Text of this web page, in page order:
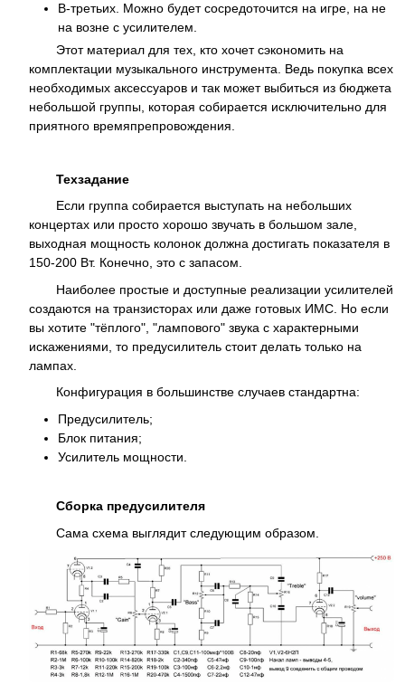
В-третьих. Можно будет сосредоточится на игре, на не
на возне с усилителем.
Этот материал для тех, кто хочет сэкономить на
комплектации музыкального инструмента. Ведь покупка всех
необходимых аксессуаров и так может выбиться из бюджета
небольшой группы, которая собирается исключительно для
приятного времяпрепровождения.
Техзадание
Если группа собирается выступать на небольших
концертах или просто хорошо звучать в большом зале,
выходная мощность колонок должна достигать показателя в
150-200 Вт. Конечно, это с запасом.
Наиболее простые и доступные реализации усилителей
создаются на транзисторах или даже готовых ИМС. Но если
вы хотите "тёплого", "лампового" звука с характерными
искажениями, то предусилитель стоит делать только на
лампах.
Конфигурация в большинстве случаев стандартна:
Предусилитель;
Блок питания;
Усилитель мощности.
Сборка предусилителя
Сама схема выглядит следующим образом.